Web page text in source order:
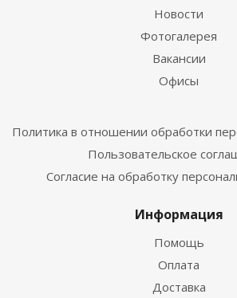
Новости
Фотогалерея
Вакансии
Офисы
Политика в отношении обработки
Пользовательское
Согласие на обработку
Информация
Помощь
Оплата
Доставка